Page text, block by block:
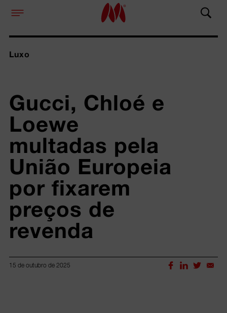
Luxo
Gucci, Chloé e
Loewe
multadas pela
União Europeia
por fixarem
preços de
revenda
15 de outubro de 2025